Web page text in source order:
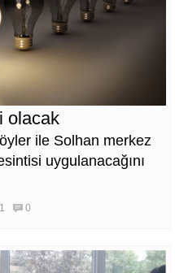
olacak
ile Solhan merkez
uygulanacağını
0